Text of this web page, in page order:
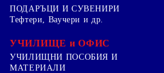
ПОДАРЪЦИ И СУВЕНИРИ
Тефтери, Ваучери и др.
УЧИЛИЩЕ и ОФИС
УЧИЛИЩНИ ПОСОБИЯ И
МАТЕРИАЛИ